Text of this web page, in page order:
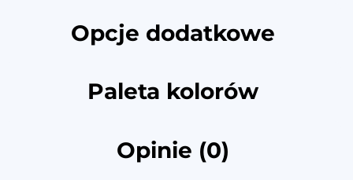
Opcje dodatkowe
Paleta kolorów
Opinie (0)